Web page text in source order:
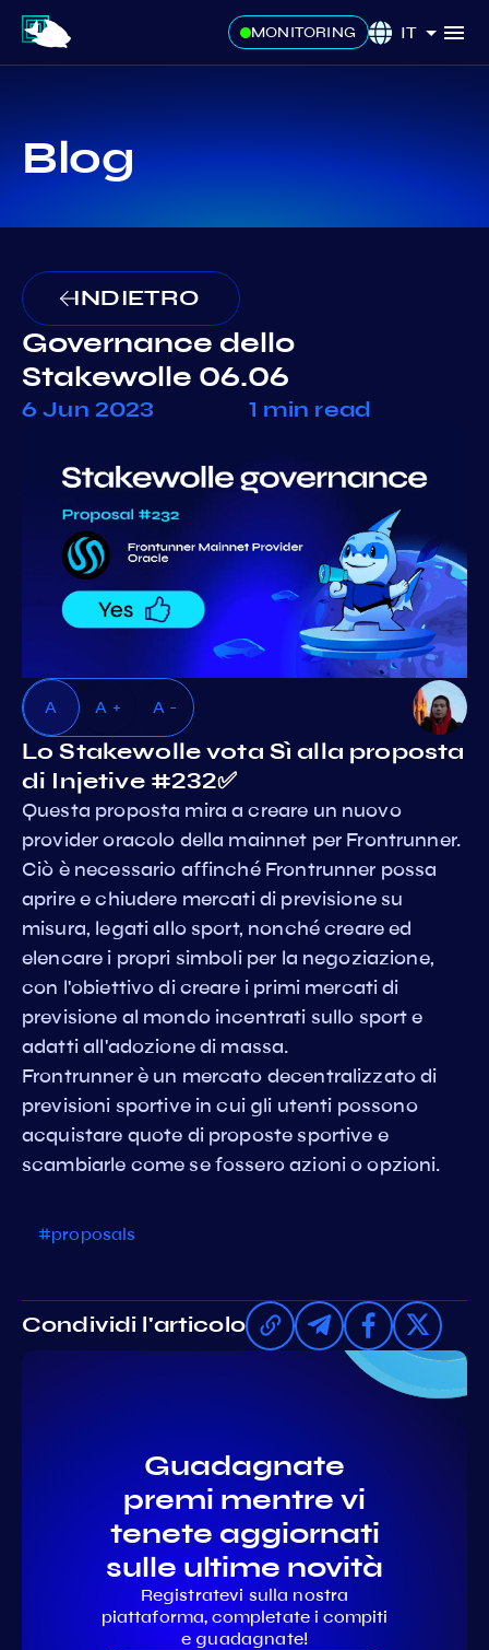
MONITORING IT
Blog
INDIETRO
Governance dello
Stakewolle 06.06
6 Jun 2023 1 min read
A A + A -
Lo Stakewolle vota Sì alla proposta
di Injetive #232✅
Questa proposta mira a creare un nuovo
provider oracolo della mainnet per Frontrunner.
Ciò è necessario affinché Frontrunner possa
aprire e chiudere mercati di previsione su
misura, legati allo sport, nonché creare ed
elencare i propri simboli per la negoziazione,
con l'obiettivo di creare i primi mercati di
previsione al mondo incentrati sullo sport e
adatti all'adozione di massa.
Frontrunner è un mercato decentralizzato di
previsioni sportive in cui gli utenti possono
acquistare quote di proposte sportive e
scambiarle come se fossero azioni o opzioni.
#proposals
Condividi l'articolo
Guadagnate
premi mentre vi
tenete aggiornati
sulle ultime novità
Registratevi sulla nostra
piattaforma, completate i compiti
e guadagnate!